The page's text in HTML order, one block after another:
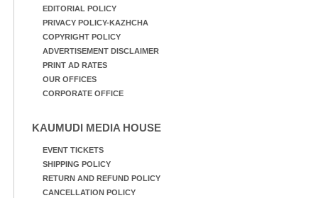
EDITORIAL POLICY
PRIVACY POLICY-KAZHCHA
COPYRIGHT POLICY
ADVERTISEMENT DISCLAIMER
PRINT AD RATES
OUR OFFICES
CORPORATE OFFICE
KAUMUDI MEDIA HOUSE
EVENT TICKETS
SHIPPING POLICY
RETURN AND REFUND POLICY
CANCELLATION POLICY